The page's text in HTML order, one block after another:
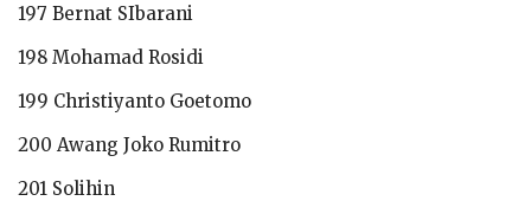
197 Bernat SIbarani
198 Mohamad Rosidi
199 Christiyanto Goetomo
200 Awang Joko Rumitro
201 Solihin